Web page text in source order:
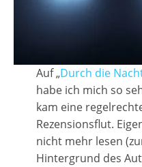
Auf „Durch die
habe ich mich so
kam eine
Rezensionsflut.
nicht mehr lesen
Hintergrund des